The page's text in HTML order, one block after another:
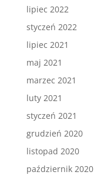
lipiec 2022
styczeń 2022
lipiec 2021
maj 2021
marzec 2021
luty 2021
styczeń 2021
grudzień 2020
listopad 2020
październik 2020